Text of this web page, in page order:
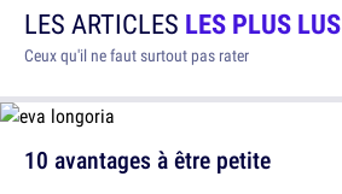
LES ARTICLES LES PLUS LUS
Ceux qu'il ne faut surtout pas rater
10 avantages à être petite